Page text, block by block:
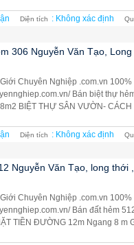
Diện tích : Không xác định
306 Nguyễn Văn Tạo,
Chuyên Nghiệp .com.vn
Bán biệt thự
BIỆT THỰ SÂN VƯỜN- CÁCH
Diện tích : Không xác định
Nguyễn Văn Tạo, long thới
Chuyên Nghiệp .com.vn
Bán đất hẻm
TIỀN ĐƯỜNG 12m Ngang 8 m